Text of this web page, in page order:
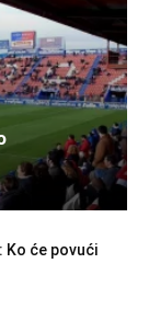
Ko će povući